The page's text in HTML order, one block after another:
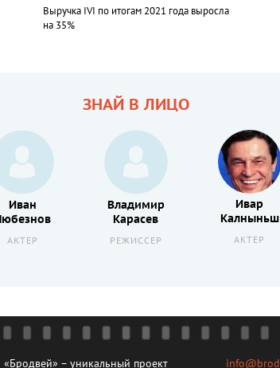
Выручка IVI по итогам 2021 года выросла
на 35%
ЗНАЙ В ЛИЦО
Иван
АКТЕР
Владимир
Карасев
РЕЖИССЕР
Ивар
Калныньш
АКТЕР
«Бродвей» – уникальный проект